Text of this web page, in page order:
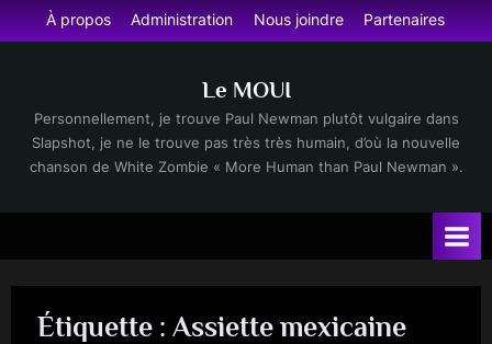
Skip
to
À propos Administration Nous joindre Partenaires
Le MOUI
Personnellement, je trouve Paul Newman plutôt vulgaire dans
Slapshot, je ne le trouve pas très très humain, d’où la nouvelle
chanson de White Zombie « More Human than Paul Newman ».
Étiquette : Assiette mexicaine